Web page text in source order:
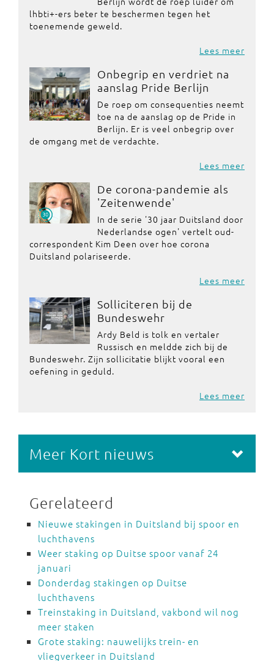
lhbti+-ers beter te beschermen tegen het
toenemende geweld.
Lees meer
Onbegrip en verdriet na
aanslag Pride Berlijn
De roep om consequenties neemt
toe na de aanslag op de Pride in
Berlijn. Er is veel onbegrip over
de omgang met de verdachte.
Lees meer
De corona-pandemie als
'Zeitenwende'
In de serie '30 jaar Duitsland door
Nederlandse ogen' vertelt oud-
correspondent Kim Deen over hoe corona
Duitsland polariseerde.
Lees meer
Solliciteren bij de
Bundeswehr
Ardy Beld is tolk en vertaler
Russisch en meldde zich bij de
Bundeswehr. Zijn sollicitatie blijkt vooral een
oefening in geduld.
Lees meer
Meer Kort nieuws
Gerelateerd
Nieuwe stakingen in Duitsland bij spoor en
luchthavens
Weer staking op Duitse spoor vanaf 24
januari
Donderdag stakingen op Duitse
luchthavens
Treinstaking in Duitsland, vakbond wil nog
meer staken
Grote staking: nauwelijks trein- en
vliegverkeer in Duitsland